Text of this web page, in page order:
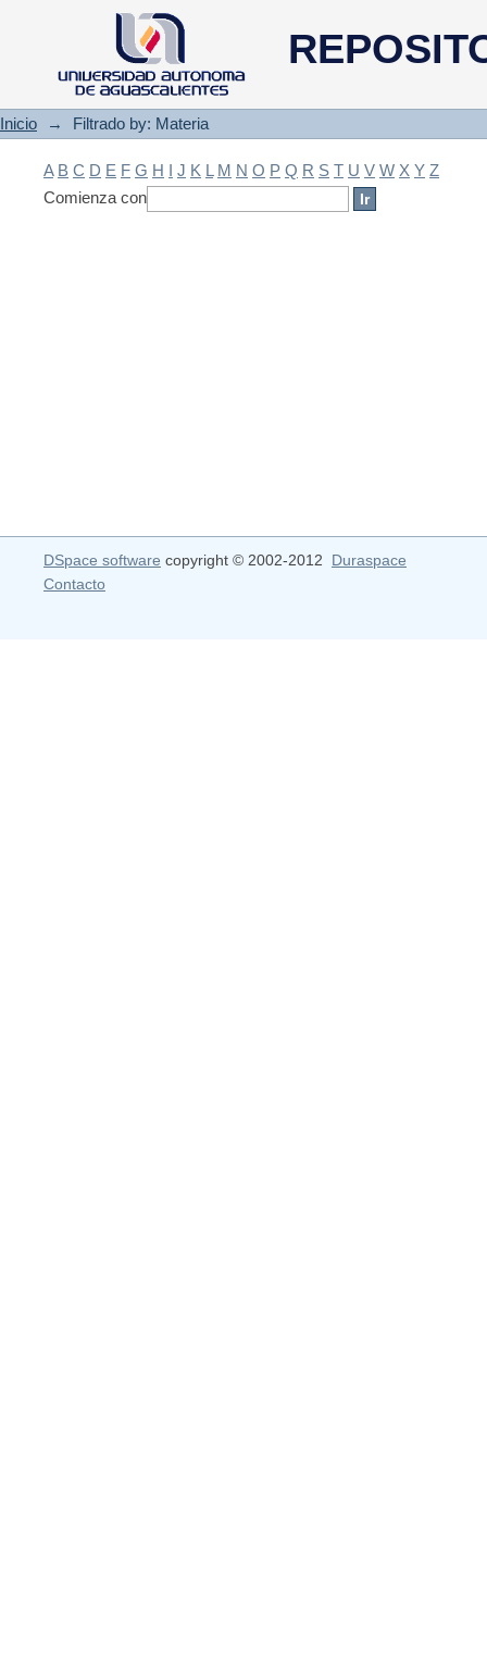
Filtrado by: Materia
Inicio → Filtrado by: Materia
A B C D E F G H I J K L M N O P Q R S T U V W X Y Z
Comienza con
DSpace software copyright © 2002-2012 Duraspace
Contacto